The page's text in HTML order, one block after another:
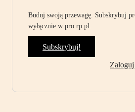
Buduj swoją przewagę. Subskrybuj
wyłącznie w pro.rp.pl.
Subskrybuj!
Zaloguj